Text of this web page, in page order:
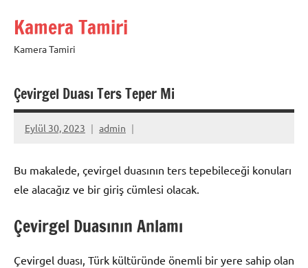
Kamera Tamiri
Kamera Tamiri
Çevirgel Duası Ters Teper Mi
Eylül 30, 2023 admin
Bu makalede, çevirgel duasının ters tepebileceği konuları
ele alacağız ve bir giriş cümlesi olacak.
Çevirgel Duasının Anlamı
Çevirgel duası, Türk kültüründe önemli bir yere sahip olan